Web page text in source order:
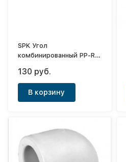
SPK Угол
комбинированный PP-R
130 руб.
В корзину